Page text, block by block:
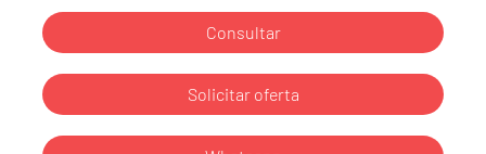
Consultar
Solicitar oferta